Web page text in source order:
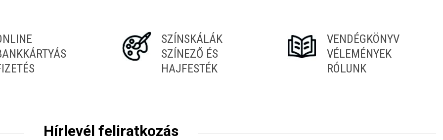
SZÍNSKÁLÁK
SZÍNEZŐ ÉS
HAJFESTÉK
VENDÉGKÖNYV
VÉLEMÉNYEK
RÓLUNK
Hírlevél feliratkozás